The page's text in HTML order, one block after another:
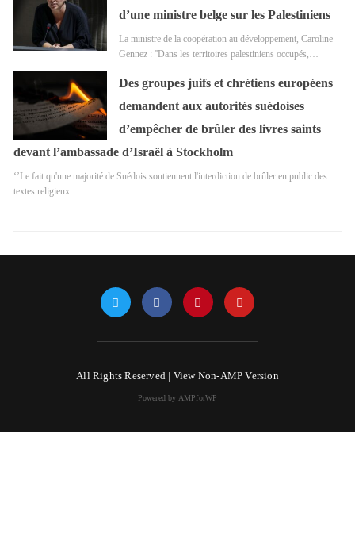
d’une ministre belge sur les Palestiniens
La ministre de la coopération au développement, Caroline
Gennez : ''Dans les territoires palestiniens occupés,…
Des groupes juifs et chrétiens européens
demandent aux autorités suédoises
d’empêcher de brûler des livres saints
devant l’ambassade d’Israël à Stockholm
‘’Le fait qu'une majorité de Suédois soutiennent l'interdiction de brûler en public des
textes religieux…
All Rights Reserved | View Non-AMP Version
Powered by AMPforWP